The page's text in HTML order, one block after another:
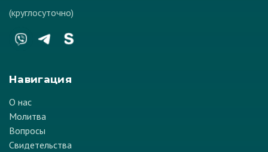
(круглосуточно)
Навигация
О нас
Молитва
Вопросы
Свидетельства